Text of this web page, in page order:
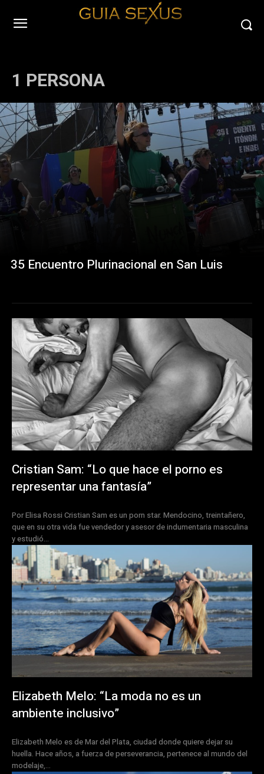
1 PERSONA
35 Encuentro Plurinacional en San Luis
Cristian Sam: “Lo que hace el porno es
representar una fantasía”
Por Elisa Rossi Cristian Sam es un porn star. Mendocino, treintañero,
que en su otra vida fue vendedor y asesor de indumentaria masculina
y estudió...
Elizabeth Melo: “La moda no es un
ambiente inclusivo”
Elizabeth Melo es de Mar del Plata, ciudad donde quiere dejar su
huella. Hace años, a fuerza de perseverancia, pertenece al mundo del
modelaje,...